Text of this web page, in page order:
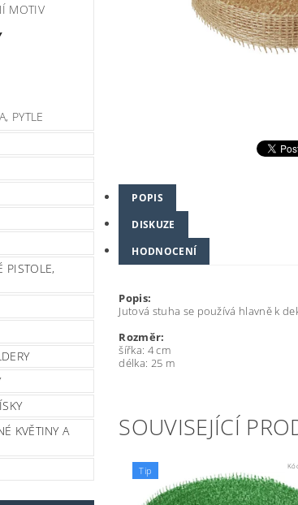
MOTIV
PYTLE
PISTOLE,
KVĚTINY A
POPIS
DISKUZE
HODNOCENÍ
Popis:
Jutová stuha se používá hlavně k
Rozměr:
šířka: 4 cm
délka: 25 m
SOUVISEJÍCÍ
Tip